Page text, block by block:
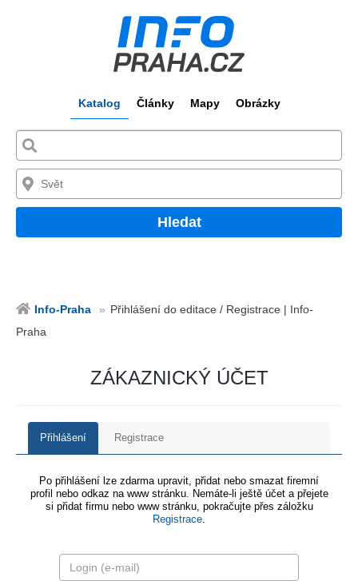
Katalog Články Mapy Obrázky
Hledat
Info-Praha
Přihlášení do editace / Registrace | Info-
Praha
ZÁKAZNICKÝ ÚČET
Přihlášení Registrace
Po přihlášení lze zdarma upravit, přidat nebo smazat firemní
profil nebo odkaz na www stránku. Nemáte-li ještě účet a přejete
si přidat firmu nebo www stránku, pokračujte přes záložku
Registrace.